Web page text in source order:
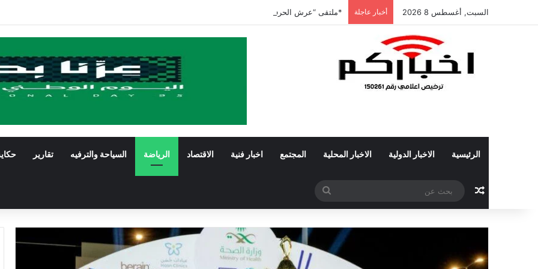
السبت, أغسطس 8 2026 أخبار عاجلة *ملتقى “عرش الحرف” يستعرض فنون الخط العربي ومراحل إنتاج اللوحة الخطية في يومه الثالث
الرئيسية الاخبار الدولية الاخبار المحلية المجتمع اخبار فنية الاقتصاد الرياضة السياحة والترفيه تقارير
مقال عشوائي
بحث
عن